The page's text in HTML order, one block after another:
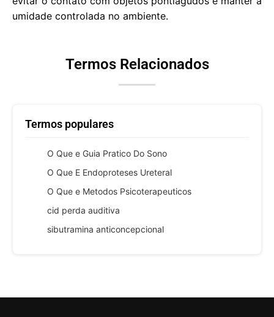
umidade controlada no ambiente.
Termos Relacionados
Termos populares
O Que e Guia Pratico Do Sono
O Que E Endoproteses Ureteral
O Que e Metodos Psicoterapeuticos
cid perda auditiva
sibutramina anticoncepcional